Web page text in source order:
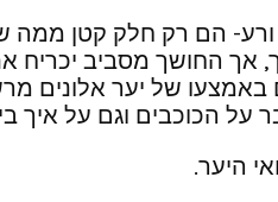
הם רק חלק קטן ממה
אך החושך מסביב
באמצעו של יער אלונים
על הכוכבים וגם על איך
היער.